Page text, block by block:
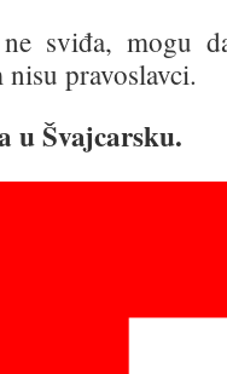
sviđa, mogu
pravoslavci.
u Švajcarsku.